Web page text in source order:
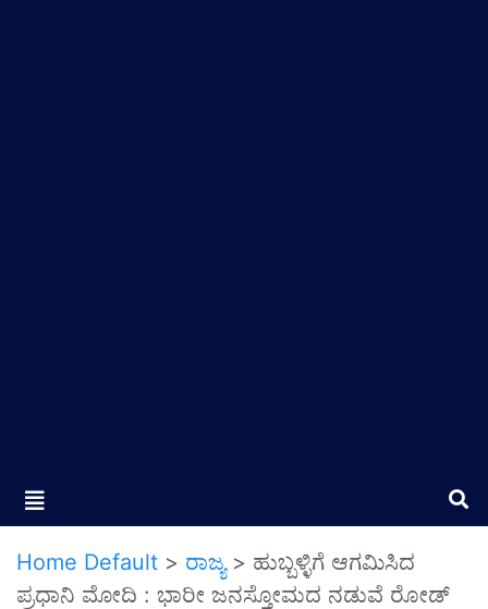
Home Default > ರಾಜ್ಯ> ಹುಬ್ಬಳ್ಳಿಗೆ ಆಗಮಿಸಿದ
ಪ್ರಧಾನಿ ಮೋದಿ : ಭಾರೀ ಜನಸ್ತೋಮದ ನಡುವೆ ರೋಡ್